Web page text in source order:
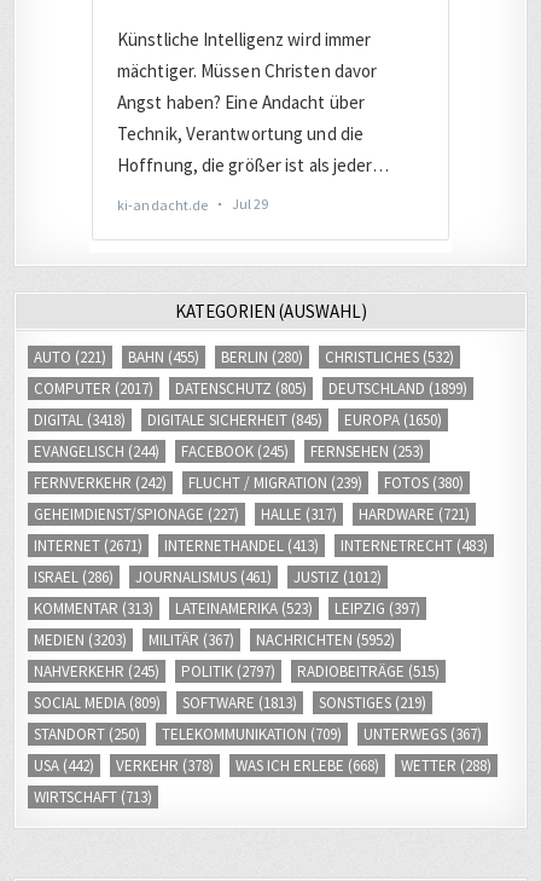
KATEGORIEN (AUSWAHL)
AUTO (221) BAHN (455) BERLIN (280) CHRISTLICHES (532)
COMPUTER (2017) DATENSCHUTZ (805) DEUTSCHLAND (1899)
DIGITAL (3418) DIGITALE SICHERHEIT (845) EUROPA (1650)
EVANGELISCH (244) FACEBOOK (245) FERNSEHEN (253)
FERNVERKEHR (242) FLUCHT / MIGRATION (239) FOTOS (380)
GEHEIMDIENST/SPIONAGE (227) HALLE (317) HARDWARE (721)
INTERNET (2671) INTERNETHANDEL (413) INTERNETRECHT (483)
ISRAEL (286) JOURNALISMUS (461) JUSTIZ (1012)
KOMMENTAR (313) LATEINAMERIKA (523) LEIPZIG (397)
MEDIEN (3203) MILITÄR (367) NACHRICHTEN (5952)
NAHVERKEHR (245) POLITIK (2797) RADIOBEITRÄGE (515)
SOCIAL MEDIA (809) SOFTWARE (1813) SONSTIGES (219)
STANDORT (250) TELEKOMMUNIKATION (709) UNTERWEGS (367)
USA (442) VERKEHR (378) WAS ICH ERLEBE (668) WETTER (288)
WIRTSCHAFT (713)